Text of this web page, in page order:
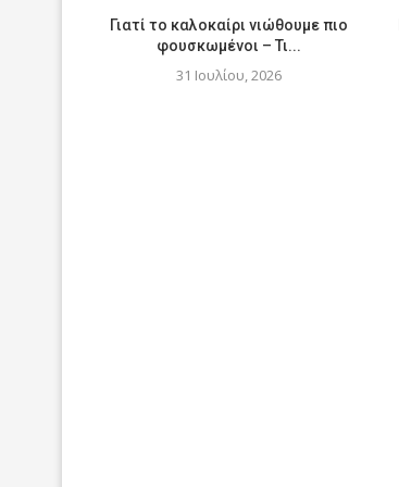
Γιατί το καλοκαίρι νιώθουμε πιο
φουσκωμένοι – Τι...
31 Ιουλίου, 2026